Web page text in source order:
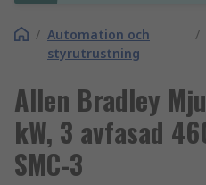
/ Automation och
styrutrustning
/
Allen Bradley
kW, 3 avfasad
SMC-3